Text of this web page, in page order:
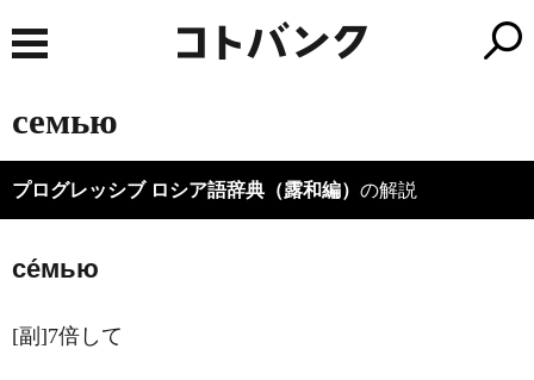
семью
プログレッシブ ロシア語辞典（露和編） の解説
се́мью
[副]7倍して